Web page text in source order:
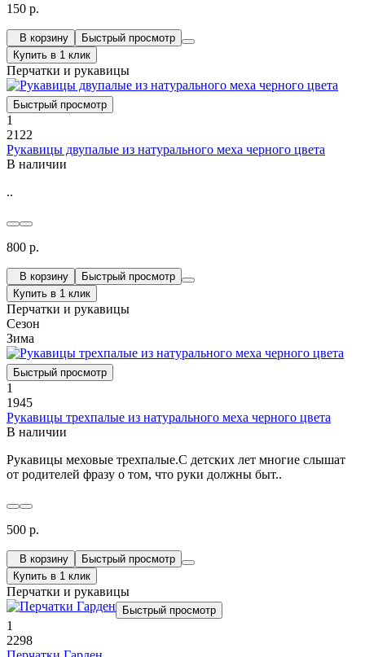
150 р.
В корзину
Быстрый просмотр
Купить в 1 клик
Перчатки и рукавицы
Быстрый просмотр
1
2122
Рукавицы двупалые из натурального меха черного цвета
В наличии
..
800 р.
В корзину
Быстрый просмотр
Купить в 1 клик
Перчатки и рукавицы
Сезон
Зима
Быстрый просмотр
1
1945
Рукавицы трехпалые из натурального меха черного цвета
В наличии
Рукавицы меховые трехпалые.С детских лет многие слышат
от родителей фразу о том, что руки должны быт..
500 р.
В корзину
Быстрый просмотр
Купить в 1 клик
Перчатки и рукавицы
Быстрый просмотр
1
2298